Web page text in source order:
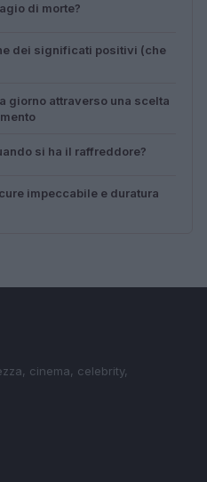
di morte?
dei significati positivi (che
giorno attraverso una scelta
si ha il raffreddore?
impeccabile e duratura
cinema, celebrity,